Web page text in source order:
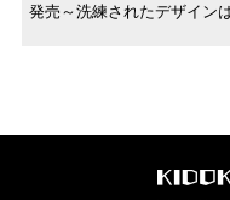
発売～洗練されたデザイン